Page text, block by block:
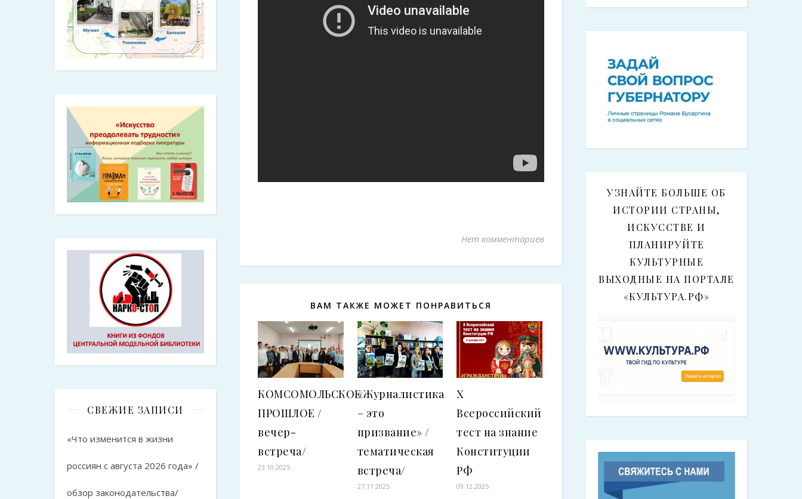
СВЕЖИЕ ЗАПИСИ
«Что изменится в жизни
россиян с августа 2026 года» /
обзор законодательства/
Нет комментариев
ВАМ ТАКЖЕ МОЖЕТ ПОНРАВИТЬСЯ
КОМСОМОЛЬСКОЕ
ПРОШЛОЕ /
вечер-
встреча/
23.10.2025
«Журналистика
– это
призвание» /
тематическая
встреча/
27.11.2025
X
Всероссийский
тест на знание
Конституции
РФ
09.12.2025
УЗНАЙТЕ БОЛЬШЕ ОБ
ИСТОРИИ СТРАНЫ,
ИСКУССТВЕ И
ПЛАНИРУЙТЕ
КУЛЬТУРНЫЕ
ВЫХОДНЫЕ НА ПОРТАЛЕ
«КУЛЬТУРА.РФ»